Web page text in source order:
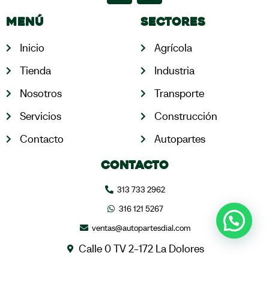
Menú
Inicio
Tienda
Nosotros
Servicios
Contacto
Sectores
Agrícola
Industria
Transporte
Construcción
Autopartes
Contacto
313 733 2962
316 121 5267
ventas@autopartesdial.com
Calle 0 TV 2-172 La Dolores